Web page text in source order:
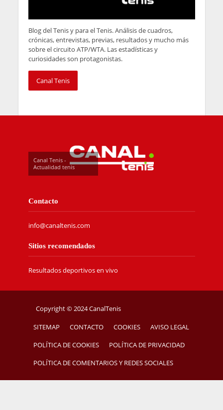
Blog del Tenis y para el Tenis. Análisis de cuadros,
crónicas, entrevistas, previas, resultados y mucho más
sobre el circuito ATP/WTA. Las estadísticas y
curiosidades son protagonistas.
Canal Tenis
Canal Tenis -
Actualidad tenis
Contacto
info@canaltenis.com
Sitios recomendados
Resultados deportivos en vivo
Copyright © 2024 CanalTenis
SITEMAP CONTACTO COOKIES AVISO LEGAL
POLÍTICA DE COOKIES POLÍTICA DE PRIVACIDAD
POLÍTICA DE COMENTARIOS Y REDES SOCIALES